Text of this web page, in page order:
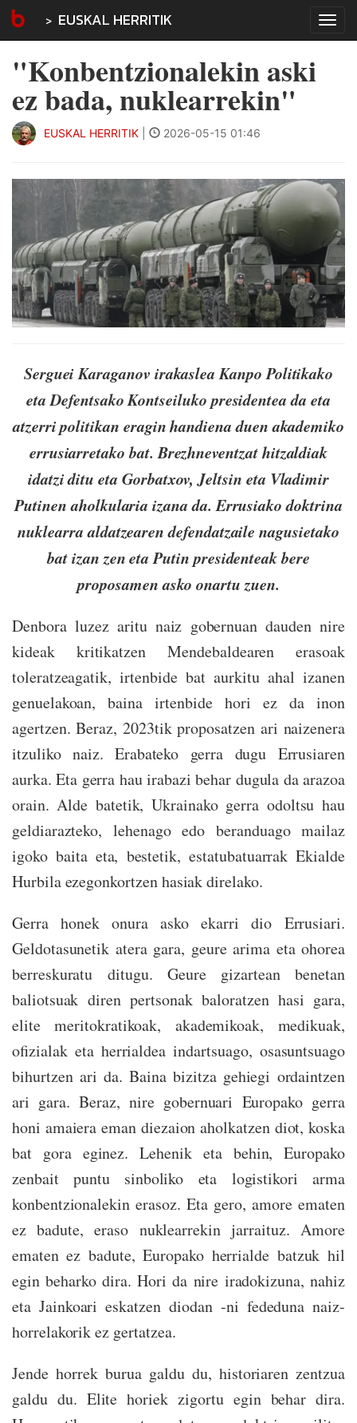
EUSKAL HERRITIK
"Konbentzionalekin aski
ez bada, nuklearrekin"
EUSKAL HERRITIK 2026-05-15 01:46
Serguei Karaganov irakaslea Kanpo Politikako
eta Defentsako Kontseiluko presidentea da eta
atzerri politikan eragin handiena duen akademiko
errusiarretako bat. Brezhneventzat hitzaldiak
idatzi ditu eta Gorbatxov, Jeltsin eta Vladimir
Putinen aholkularia izana da. Errusiako doktrina
nuklearra aldatzearen defendatzaile nagusietako
bat izan zen eta Putin presidenteak bere
proposamen asko onartu zuen.
Denbora luzez aritu naiz gobernuan dauden nire
kideak kritikatzen Mendebaldearen erasoak
toleratzeagatik, irtenbide bat aurkitu ahal izanen
genuelakoan, baina irtenbide hori ez da inon
agertzen. Beraz, 2023tik proposatzen ari naizenera
itzuliko naiz. Erabateko gerra dugu Errusiaren
aurka. Eta gerra hau irabazi behar dugula da arazoa
orain. Alde batetik, Ukrainako gerra odoltsu hau
geldiarazteko, lehenago edo beranduago mailaz
igoko baita eta, bestetik, estatubatuarrak Ekialde
Hurbila ezegonkortzen hasiak direlako.
Gerra honek onura asko ekarri dio Errusiari.
Geldotasunetik atera gara, geure arima eta ohorea
berreskuratu ditugu. Geure gizartean benetan
baliotsuak diren pertsonak baloratzen hasi gara,
elite meritokratikoak, akademikoak, medikuak,
ofizialak eta herrialdea indartsuago, osasuntsuago
bihurtzen ari da. Baina bizitza gehiegi ordaintzen
ari gara. Beraz, nire gobernuari Europako gerra
honi amaiera eman diezaion aholkatzen diot, koska
bat gora eginez. Lehenik eta behin, Europako
zenbait puntu sinboliko eta logistikori arma
konbentzionalekin erasoz. Eta gero, amore ematen
ez badute, eraso nuklearrekin jarraituz. Amore
ematen ez badute, Europako herrialde batzuk hil
egin beharko dira. Hori da nire iradokizuna, nahiz
eta Jainkoari eskatzen diodan -ni fededuna naiz-
horrelakorik ez gertatzea.
Jende horrek burua galdu du, historiaren zentzua
galdu du. Elite horiek zigortu egin behar dira.